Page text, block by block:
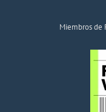
Miembros de